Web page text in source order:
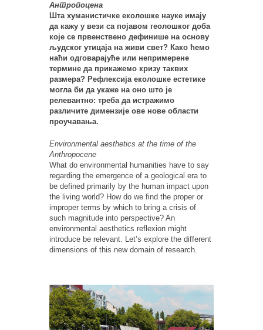
Антропоцена
Шта хуманистичке еколошке науке имају
да кажу у вези са појавом геолошког доба
које се првенствено дефинише на основу
људског утицаја на живи свет? Како ћемо
наћи одговарајуће или непримерене
термине да прикажемо кризу таквих
размера? Рефлексија еколошке естетике
могла би да укаже на оно што је
релевантно: треба да истражимо
различите димензије ове нове области
проучавања.
Environmental aesthetics at the time of the
Anthropocene
What do environmental humanities have to say
regarding the emergence of a geological era to
be defined primarily by the human impact upon
the living world? How do we find the proper or
improper terms by which to bring a crisis of
such magnitude into perspective? An
environmental aesthetics reflexion might
introduce be relevant. Let’s explore the different
dimensions of this new domain of research.